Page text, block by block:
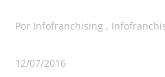
Por Infofranchising ,
12/07/2016